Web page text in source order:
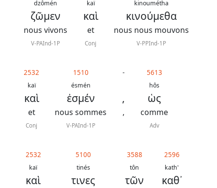
dzômén
ζῶμεν
nous vivons
V-PAInd-1P
kaï
καὶ
et
Conj
kinoumétha
κινούμεθα
nous nous mouvons
V-PPInd-1P
2532
kaï
καὶ
et
Conj
1510
ésmén
ἐσμέν
nous sommes
V-PAInd-1P
-
,
,
5613
hôs
ὡς
comme
Adv
2532
kaï
καὶ
5100
tinés
τινες
3588
tôn
τῶν
2596
kath'
καθ᾿
chapitre
Lire ce
Bible
Traduction
Bible